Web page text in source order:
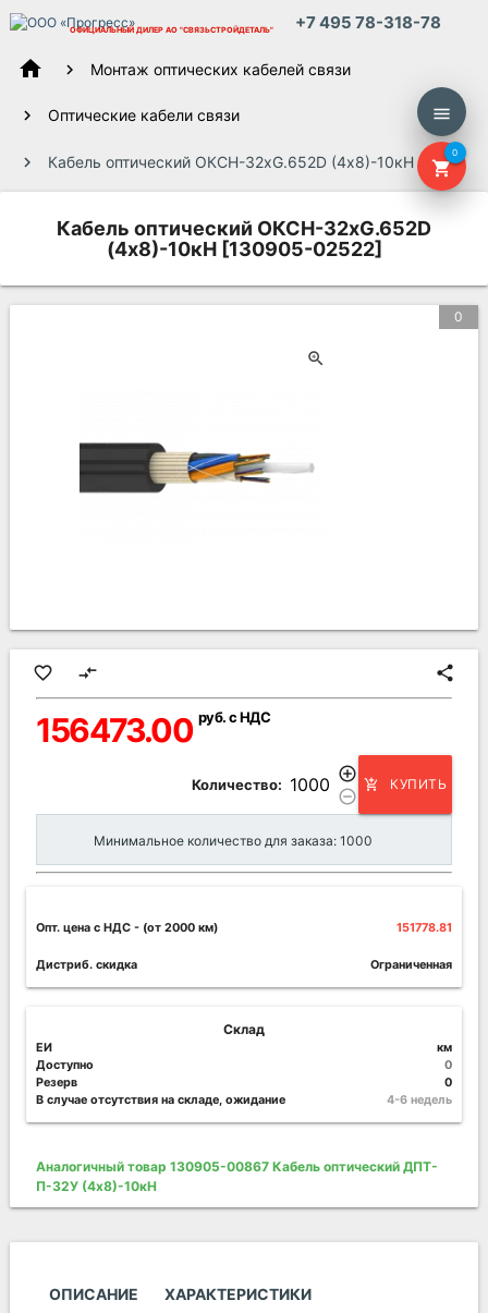
ОФИЦИАЛЬНЫЙ ДИЛЕР АО "СВЯЗЬСТРОЙДЕТАЛЬ" +7 495 78-318-78
menu
shopping_cart
0
home Монтаж оптических кабелей связи
Оптические кабели связи
Кабель оптический ОКСН-32хG.652D (4х8)-10кН
Кабель оптический ОКСН-32хG.652D
(4х8)-10кН [130905-02522]
0
favorite_border compare_arrows share
156473.00 руб. с НДС
Количество:
add_circle_outline
remove_circle_outline
add_shopping_cart КУПИТЬ
Минимальное количество для заказа: 1000
Опт. цена c НДС - (от 2000 км) 151778.81
Дистриб. скидка Ограниченная
Склад
ЕИ
км
Доступно
0
Резерв
0
В случае отсутствия на складе, ожидание
4-6 недель
Аналогичный товар 130905-00867 Кабель оптический ДПТ-
П-32У (4х8)-10кН
ОПИСАНИЕ ХАРАКТЕРИСТИКИ